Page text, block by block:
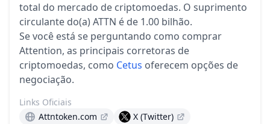
total do mercado de criptomoedas. O suprimento
circulante do(a) ATTN é de 1.00 bilhão.
Se você está se perguntando como comprar
Attention, as principais corretoras de
criptomoedas, como Cetus oferecem opções de
negociação.
Links Oficiais
Attntoken.com
X (Twitter)